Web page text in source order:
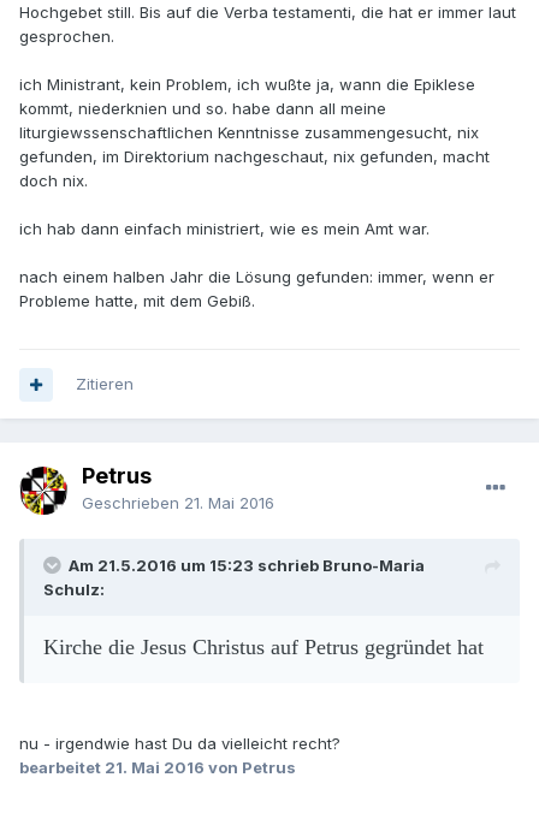
Hochgebet still. Bis auf die Verba testamenti, die hat er immer laut
gesprochen.
ich Ministrant, kein Problem, ich wußte ja, wann die Epiklese
kommt, niederknien und so. habe dann all meine
liturgiewssenschaftlichen Kenntnisse zusammengesucht, nix
gefunden, im Direktorium nachgeschaut, nix gefunden, macht
doch nix.
ich hab dann einfach ministriert, wie es mein Amt war.
nach einem halben Jahr die Lösung gefunden: immer, wenn er
Probleme hatte, mit dem Gebiß.
Zitieren
Petrus
Geschrieben 21. Mai 2016
Am 21.5.2016 um 15:23 schrieb Bruno-Maria
Schulz:
Kirche die Jesus Christus auf Petrus gegründet hat
nu - irgendwie hast Du da vielleicht recht?
bearbeitet 21. Mai 2016 von Petrus